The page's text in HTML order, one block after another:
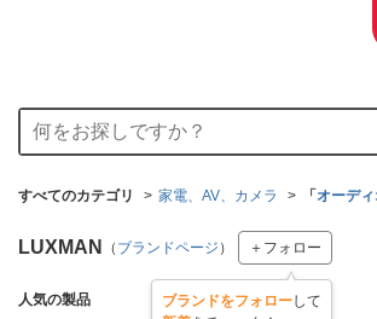
すべてのカテゴリ 家電、AV、カメラ 「 オーデ
LUXMAN （ ブランドページ ） ＋フォロー
ブランドをフォローして
人気の製品